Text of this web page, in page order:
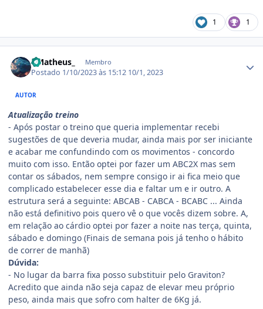
1 1
- Matheus_ Membro
Postado 1/10/2023 às 15:12 10/1, 2023
AUTOR
Atualização treino
- Após postar o treino que queria implementar recebi
sugestões de que deveria mudar, ainda mais por ser iniciante
e acabar me confundindo com os movimentos - concordo
muito com isso. Então optei por fazer um ABC2X mas sem
contar os sábados, nem sempre consigo ir ai fica meio que
complicado estabelecer esse dia e faltar um e ir outro. A
estrutura será a seguinte: ABCAB - CABCA - BCABC ... Ainda
não está definitivo pois quero vê o que vocês dizem sobre. A,
em relação ao cárdio optei por fazer a noite nas terça, quinta,
sábado e domingo (Finais de semana pois já tenho o hábito
de correr de manhã)
Dúvida:
- No lugar da barra fixa posso substituir pelo Graviton?
Acredito que ainda não seja capaz de elevar meu próprio
peso, ainda mais que sofro com halter de 6Kg já.